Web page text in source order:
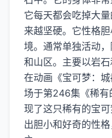
它每天都会吃掉大
来越坚硬。它性格
境。通常单独活动
和山区。主要以岩石
在动画《宝可梦：
场于第246集《稀有
现了这只稀有的宝
出胆小和好奇的性